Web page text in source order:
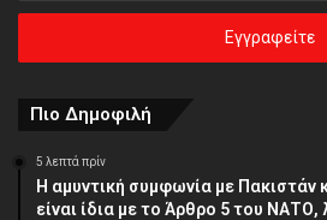
ηλεκτρονική
διεύθυνση
Πιο Δημοφιλή
5 λεπτά πρίν
Η αμυντική συμφωνία με Πακιστάν
είναι ίδια με το Άρθρο 5 του ΝΑΤΟ,